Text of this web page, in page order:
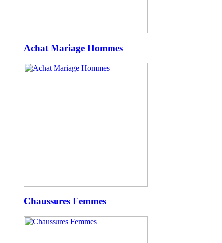
Achat Mariage Hommes
Chaussures Femmes